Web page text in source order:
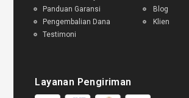
Panduan Garansi
Pengembalian Dana
Testimoni
Blog
Klien
Layanan Pengiriman